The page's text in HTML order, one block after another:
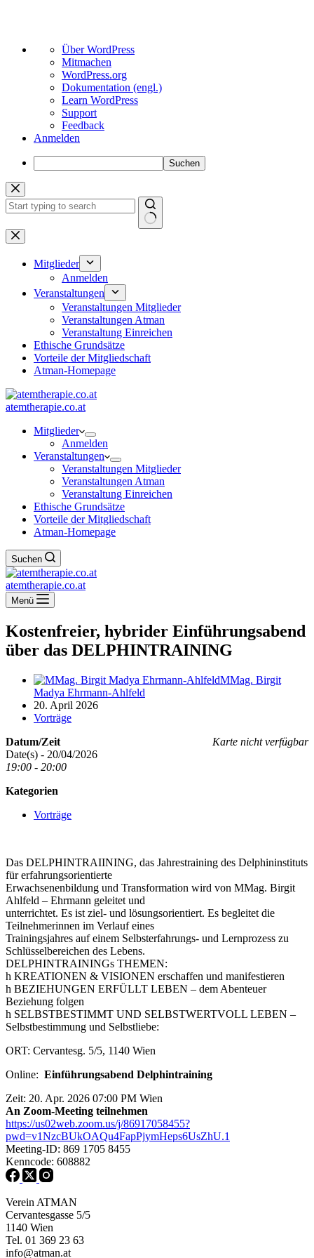
Über
WordPress
Über WordPress
Mitmachen
WordPress.org
Dokumentation (engl.)
Learn WordPress
Support
Feedback
Anmelden
Suchen
Zum
Inhalt
springen
Keine
Ergebnisse
Mitglieder
Anmelden
Veranstaltungen
Veranstaltungen Mitglieder
Veranstaltungen Atman
Veranstaltung Einreichen
Ethische Grundsätze
Vorteile der Mitgliedschaft
Atman-Homepage
atemtherapie.co.at
Mitglieder
Anmelden
Veranstaltungen
Veranstaltungen Mitglieder
Veranstaltungen Atman
Veranstaltung Einreichen
Ethische Grundsätze
Vorteile der Mitgliedschaft
Atman-Homepage
Suchen
atemtherapie.co.at
Menü
Kostenfreier, hybrider Einführungsabend
über das DELPHINTRAINING
MMag. Birgit
Madya Ehrmann-Ahlfeld
20. April 2026
Vorträge
Karte nicht verfügbar
Datum/Zeit
Date(s) - 20/04/2026
19:00 - 20:00
Kategorien
Vorträge
Das DELPHINTRAIINING, das Jahrestraining des Delphininstituts
für erfahrungsorientierte
Erwachsenenbildung und Transformation wird von MMag. Birgit
Ahlfeld – Ehrmann geleitet und
unterrichtet. Es ist ziel- und lösungsorientiert. Es begleitet die
Teilnehmerinnen im Verlauf eines
Trainingsjahres auf einem Selbsterfahrungs- und Lernprozess zu
Schlüsselbereichen des Lebens.
DELPHINTRAININGs THEMEN:
h KREATIONEN & VISIONEN erschaffen und manifestieren
h BEZIEHUNGEN ERFÜLLT LEBEN – dem Abenteuer
Beziehung folgen
h SELBSTBESTIMMT UND SELBSTWERTVOLL LEBEN –
Selbstbestimmung und Selbstliebe:
ORT: Cervantesg. 5/5, 1140 Wien
Online: Einführungsabend Delphintraining
Zeit: 20. Apr. 2026 07:00 PM Wien
An Zoom-Meeting teilnehmen
https://us02web.zoom.us/j/86917058455?
pwd=v1NzcBUkOAQu4FapPjymHeps6UsZhU.1
Meeting-ID: 869 1705 8455
Kenncode: 608882
Verein ATMAN
Cervantesgasse 5/5
1140 Wien
Tel. 01 369 23 63
info@atman.at